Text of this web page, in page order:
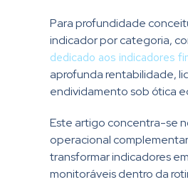
Para profundidade
indicador por categoria,
dedicado aos indicadores
aprofunda rentabilidade,
endividamento sob ótica
Este artigo concentra-se
operacional
transformar indicadores
monitoráveis dentro da